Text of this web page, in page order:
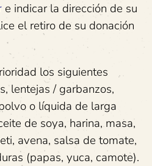
e indicar la dirección de su
el retiro de su donación
los siguientes
lentejas / garbanzos,
o líquida de larga
de soya, harina, masa,
avena, salsa de tomate,
(papas, yuca, camote).